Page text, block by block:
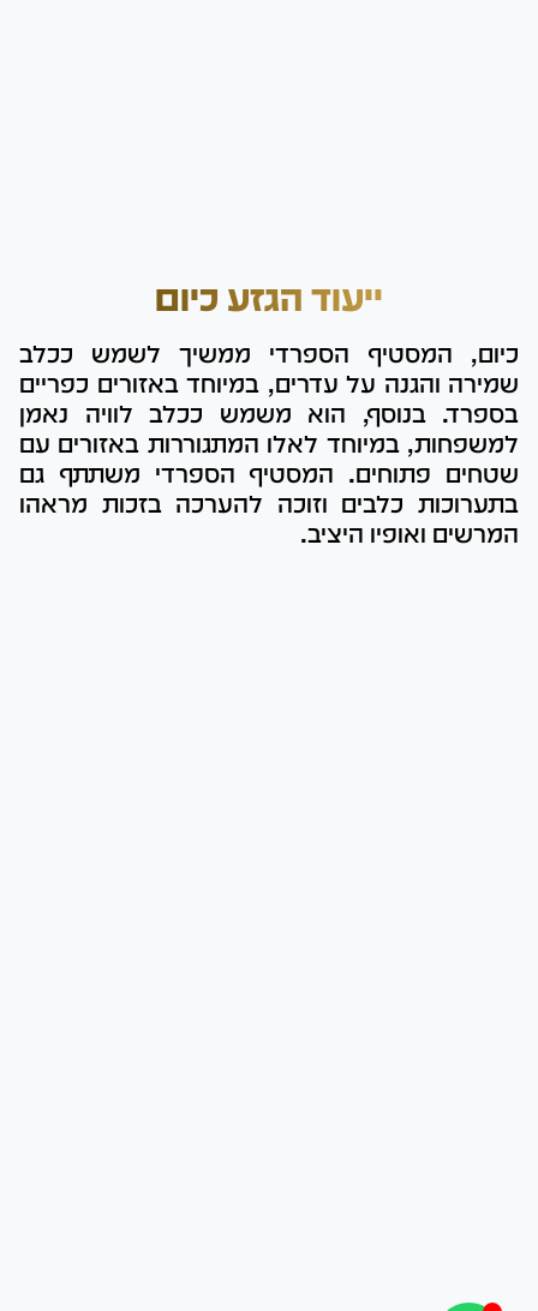
ייעוד הגזע כיום
כיום, המסטיף הספרדי ממשיך לשמש ככלב
שמירה והגנה על עדרים, במיוחד באזורים כפריים
בספרד. בנוסף, הוא משמש ככלב לוויה נאמן
למשפחות, במיוחד לאלו המתגוררות באזורים עם
שטחים פתוחים. המסטיף הספרדי משתתף גם
בתערוכות כלבים וזוכה להערכה בזכות מראהו
המרשים ואופיו היציב.